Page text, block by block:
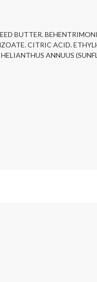
BUTTER.
CITRIC ACID.
ANNUUS